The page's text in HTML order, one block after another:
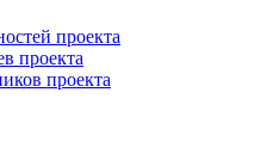
проекта
проекта
проекта